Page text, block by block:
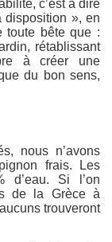
c’est à dire
disposition », en
toute bête que :
rétablissant
à créer une
du bon sens,
nous n’avons
frais. Les
d’eau. Si l’on
de la Grèce à
trouveront